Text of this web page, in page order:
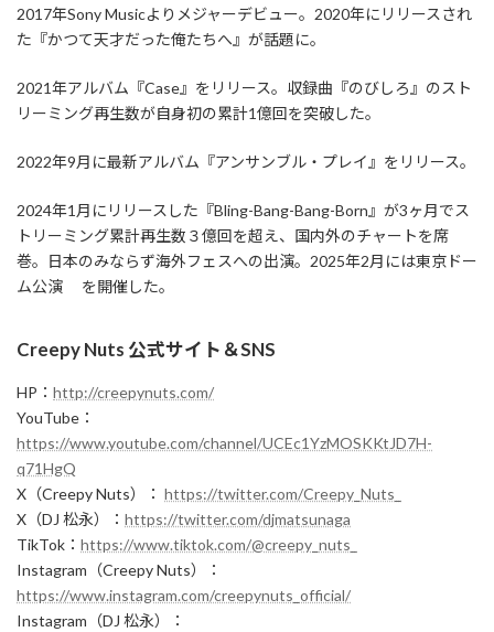
2017年Sony Musicよりメジャーデビュー。2020年にリリースされ
た『かつて天才だった俺たちへ』が話題に。
2021年アルバム『Case』をリリース。収録曲『のびしろ』のスト
リーミング再生数が自身初の累計1億回を突破した。
2022年9月に最新アルバム『アンサンブル・プレイ』をリリース。
2024年1月にリリースした『Bling-Bang-Bang-Born』が3ヶ月でス
トリーミング累計再生数３億回を超え、国内外のチャートを席
巻。日本のみならず海外フェスへの出演。2025年2月には東京ドー
ム公演 を開催した。
Creepy Nuts 公式サイト＆SNS
HP： http://creepynuts.com/
YouTube：
https://www.youtube.com/channel/UCEc1YzMOSKKtJD7H-
q71HgQ
X（Creepy Nuts）： https://twitter.com/Creepy_Nuts_
X（DJ 松永）： https://twitter.com/djmatsunaga
TikTok： https://www.tiktok.com/@creepy_nuts_
Instagram（Creepy Nuts）：
https://www.instagram.com/creepynuts_official/
Instagram（DJ 松永）：